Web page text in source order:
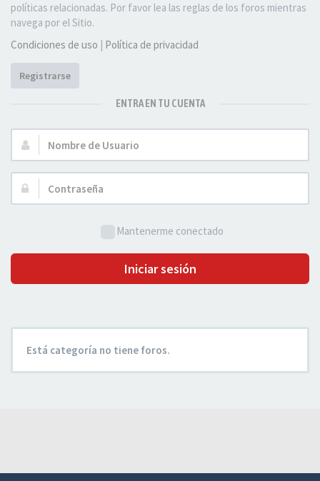
políticas relacionadas. Por favor lea las reglas de los foros mientras
navega por el Sitio.
Condiciones de uso | Política de privacidad
Registrarse
ENTRA EN TU CUENTA
Nombre
de
Usuario:
Contraseña:
Mantenerme conectado
Iniciar sesión
Está categoría no tiene foros.